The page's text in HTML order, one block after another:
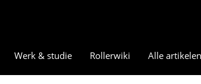
Werk & studie Rollerwiki Alle artikelen